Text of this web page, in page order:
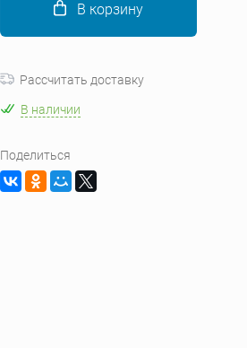
В корзину
Рассчитать доставку
В наличии
Поделиться